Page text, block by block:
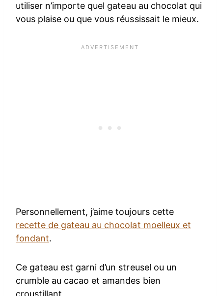
utiliser n’importe quel gateau au chocolat qui
vous plaise ou que vous réussissait le mieux.
Personnellement, j’aime toujours cette
recette de gateau au chocolat moelleux et
fondant.
Ce gateau est garni d’un streusel ou un
crumble au cacao et amandes bien